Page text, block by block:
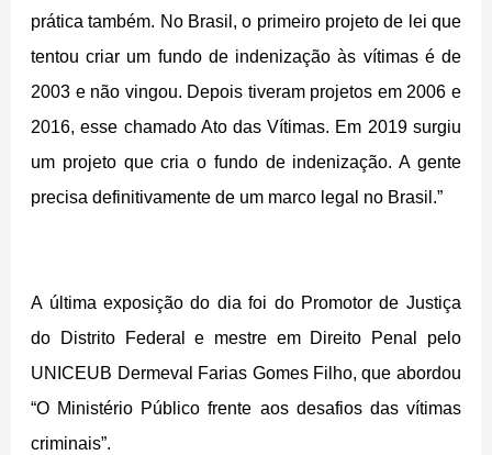
prática também. No Brasil, o primeiro projeto de lei que
tentou criar um fundo de indenização às vítimas é de
2003 e não vingou. Depois tiveram projetos em 2006 e
2016, esse chamado Ato das Vítimas. Em 2019 surgiu
um projeto que cria o fundo de indenização. A gente
precisa definitivamente de um marco legal no Brasil.”
A última exposição do dia foi do Promotor de Justiça
do Distrito Federal e mestre em Direito Penal pelo
UNICEUB Dermeval Farias Gomes Filho, que abordou
“O Ministério Público frente aos desafios das vítimas
criminais”.